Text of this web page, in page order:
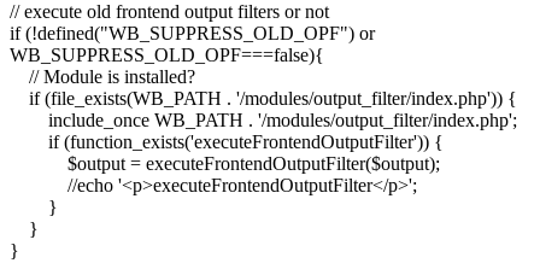
// execute old frontend output filters or not
if (!defined("WB_SUPPRESS_OLD_OPF") or
WB_SUPPRESS_OLD_OPF===false){
// Module is installed?
if (file_exists(WB_PATH . '/modules/output_filter/index.php')) {
include_once WB_PATH . '/modules/output_filter/index.php';
if (function_exists('executeFrontendOutputFilter')) {
$output = executeFrontendOutputFilter($output);
//echo '<p>executeFrontendOutputFilter</p>';
}
}
}